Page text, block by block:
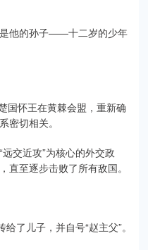
是他的孙子——十二岁的少年
国怀王在黄棘会盟，重新确
密切相关。
交近攻”为核心的外交政
至逐步击败了所有敌国。
了儿子，并自号“赵主父”。